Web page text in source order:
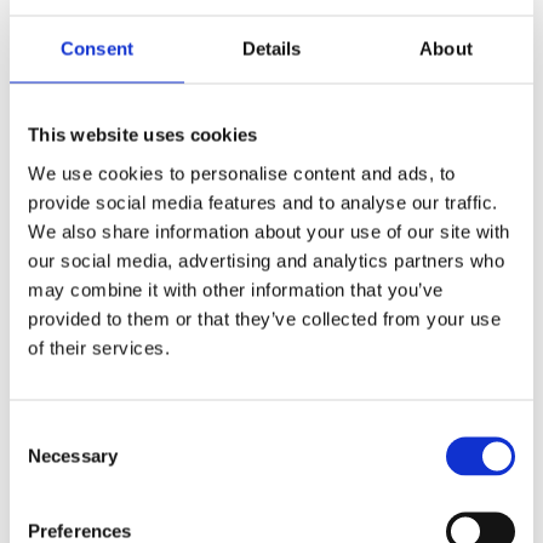
Consent Details About
This website uses cookies
We use cookies to personalise content and ads, to
provide social media features and to analyse our traffic.
We also share information about your use of our site with
our social media, advertising and analytics partners who
may combine it with other information that you’ve
provided to them or that they’ve collected from your use
of their services.
Selection
Necessary
Preferences
Agregaty układu kierowniczego (14)
Przekładnia kierownicza EPS (8)
Przekładnia kierownicza ze wspomaganiem
hydraulicznym (4)
Pompa wspomagania EPS (2)
(3)